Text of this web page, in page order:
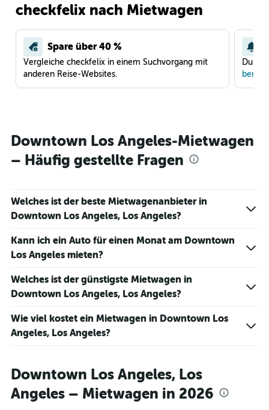
checkfelix nach Mietwagen
Spare über 40 %
Vergleiche checkfelix in einem Suchvorgang mit
anderen Reise-Websites.
Du
Downtown Los Angeles-Mietwagen
– Häufig gestellte Fragen
Welches ist der beste Mietwagenanbieter in
Downtown Los Angeles, Los Angeles?
Kann ich ein Auto für einen Monat am Downtown
Los Angeles mieten?
Welches ist der günstigste Mietwagen in
Downtown Los Angeles, Los Angeles?
Wie viel kostet ein Mietwagen in Downtown Los
Angeles, Los Angeles?
Downtown Los Angeles, Los
Angeles – Mietwagen in 2026